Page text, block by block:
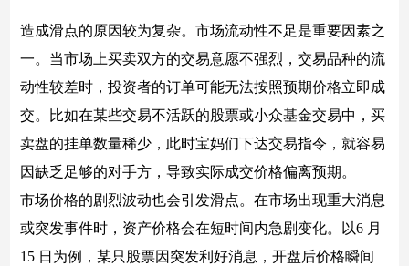
造成滑点的原因较为复杂。市场流动性不足是重要因素之
一。当市场上买卖双方的交易意愿不强烈，交易品种的流
动性较差时，投资者的订单可能无法按照预期价格立即成
交。比如在某些交易不活跃的股票或小众基金交易中，买
卖盘的挂单数量稀少，此时宝妈们下达交易指令，就容易
因缺乏足够的对手方，导致实际成交价格偏离预期。
市场价格的剧烈波动也会引发滑点。在市场出现重大消息
或突发事件时，资产价格会在短时间内急剧变化。以6 月
15 日为例，某只股票因突发利好消息，开盘后价格瞬间